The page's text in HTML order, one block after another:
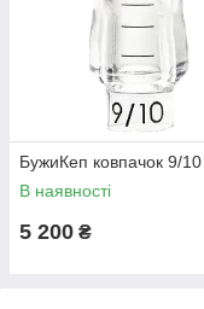
БужиКеп ковпачок 9/10
В наявності
5 200 ₴